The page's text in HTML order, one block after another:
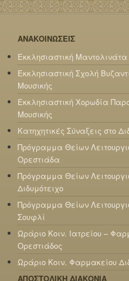
ΑΝΑΚΟΙΝΩΣΕΙΣ
Εκκλησιαστική
Εκκλησιαστική Σχολή
Μουσικής
Εκκλησιαστική Χορωδία
Μουσικής
Κατηχητικές Σύναξεις στο
Πρόγραμμα Θείων
Ορεστιάδα
Πρόγραμμα Θείων
Διδυμότειχο
Πρόγραμμα Θείων
Σουφλί
Ωράριο Κοιν. Ιατρείου –
Ορεστιάδος
Ωράριο Κοιν. Φαρμακείου
ΑΠΟΣΤΟΛΙΚΗ ΔΙΑΚΟΝΙΑ